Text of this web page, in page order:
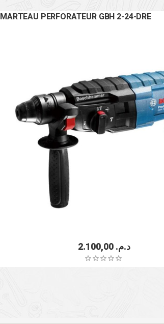
MARTEAU PERFORATEUR GBH 2-24-DRE
د.م.2.100,00